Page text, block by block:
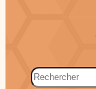
R